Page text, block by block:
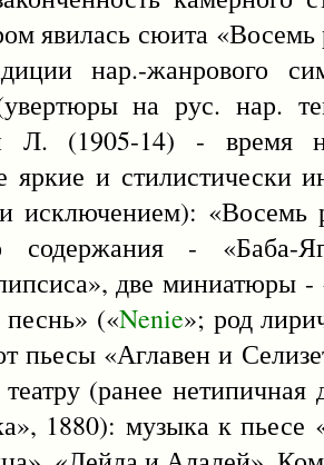
явилась сюита
нар.-жанрового
на рус. нар.
Л. (1905-14) - время
и стилистически
исключением): «Восемь
содержания - «Баба-
две миниатюры -
(«Nenie»; род
пьесы «Аглавен и
(ранее нетипичная
1880): музыка к пьесе